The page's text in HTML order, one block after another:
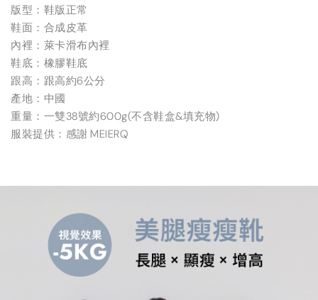
版型：鞋版正常
鞋面：合成皮革
內裡：萊卡滑布內裡
鞋底：橡膠鞋底
跟高：跟高約6公分
產地：中國
重量：一雙38號約600g(不含鞋盒&填充物)
服裝提供：感謝 MEIERQ